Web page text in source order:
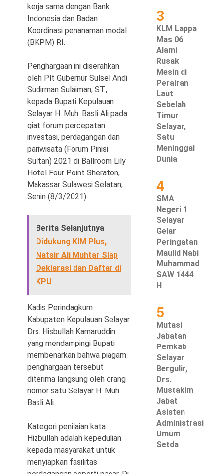
Copyright
Waspada
Theme
kerja sama dengan Bank
Indonesia dan Badan
Koordinasi penanaman modal
(BKPM) RI.
Penghargaan ini diserahkan
oleh Plt Gubernur Sulsel Andi
Sudirman Sulaiman, ST.,
kepada Bupati Kepulauan
Selayar H. Muh. Basli Ali pada
giat forum percepatan
investasi, perdagangan dan
pariwisata (Forum Pinisi
Sultan) 2021 di Ballroom Lily
Hotel Four Point Sheraton,
Makassar Sulawesi Selatan,
Senin (8/3/2021).
Berita Selanjutnya
Didukung KIM Plus,
Natsir Ali Muhtar Siap
Deklarasi dan Daftar di
KPU
Kadis Perindagkum
Kabupaten Kepulauan Selayar
Drs. Hisbullah Kamaruddin
yang mendampingi Bupati
membenarkan bahwa piagam
penghargaan tersebut
diterima langsung oleh orang
nomor satu Selayar H. Muh.
Basli Ali.
Kategori penilaian kata
Hizbullah adalah kepedulian
kepada masyarakat untuk
menyiapkan fasilitas
3
KLM Lappa
Mas 06
Alami
Rusak
Mesin di
Perairan
Laut
Sebelah
Timur
Selayar,
Satu
Meninggal
Dunia
4
SMA
Negeri 1
Selayar
Gelar
Peringatan
Maulid Nabi
Muhammad
SAW 1444
H
5
Mutasi
Jabatan
Pemkab
Selayar
Bergulir,
Drs.
Mustakim
Jabat
Asisten
Administrasi
Umum
Setda